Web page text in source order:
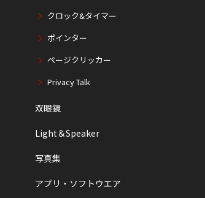
クロック&タイマー
ポインター
ページクリッカー
Privacy Talk
双眼鏡
Light＆Speaker
写真集
アプリ・ソフトウエア